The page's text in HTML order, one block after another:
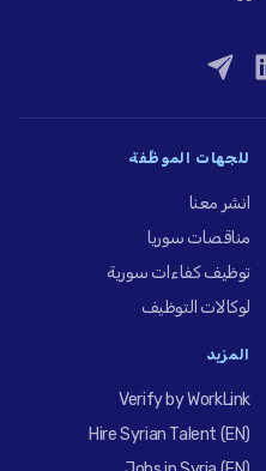
للجهات الموظِّفة
انشر معنا
مناقصات سوريا
توظيف كفاءات سورية
لوكالات التوظيف
المزيد
Verify by WorkLink
Hire Syrian Talent (EN)